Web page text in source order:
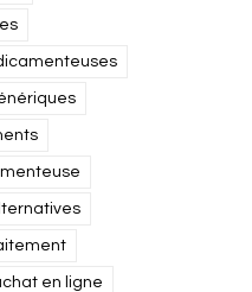
en ligne